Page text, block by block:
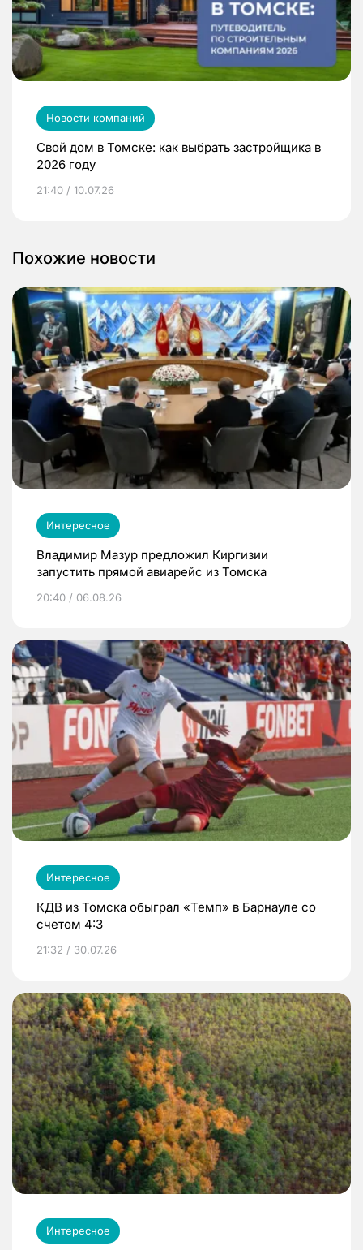
Новости компаний
Свой дом в Томске: как выбрать застройщика в
2026 году
21:40 / 10.07.26
Похожие новости
Интересное
Владимир Мазур предложил Киргизии
запустить прямой авиарейс из Томска
20:40 / 06.08.26
Интересное
КДВ из Томска обыграл «Темп» в Барнауле со
счетом 4:3
21:32 / 30.07.26
Интересное